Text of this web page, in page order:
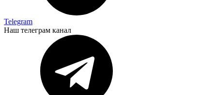
Telegram
Наш телеграм канал